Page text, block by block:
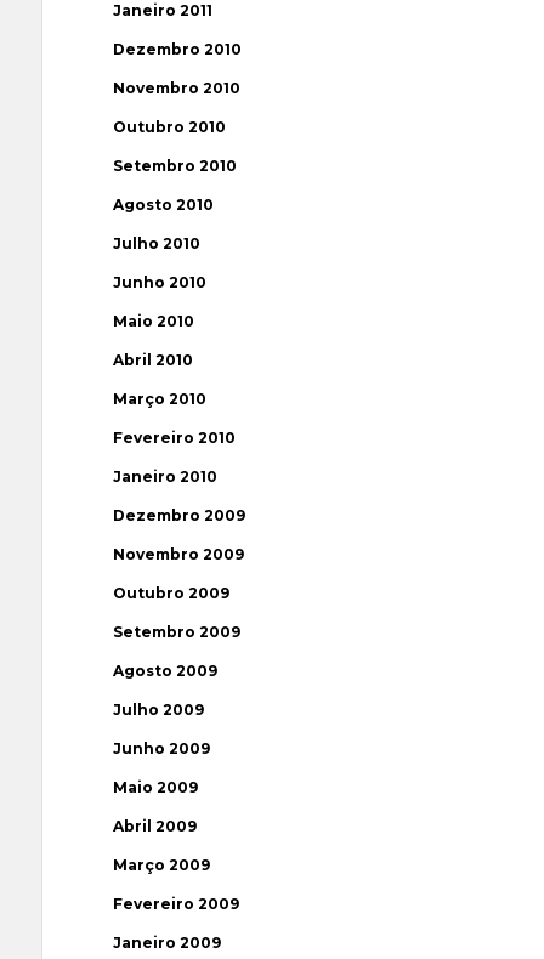
Janeiro 2011
Dezembro 2010
Novembro 2010
Outubro 2010
Setembro 2010
Agosto 2010
Julho 2010
Junho 2010
Maio 2010
Abril 2010
Março 2010
Fevereiro 2010
Janeiro 2010
Dezembro 2009
Novembro 2009
Outubro 2009
Setembro 2009
Agosto 2009
Julho 2009
Junho 2009
Maio 2009
Abril 2009
Março 2009
Fevereiro 2009
Janeiro 2009